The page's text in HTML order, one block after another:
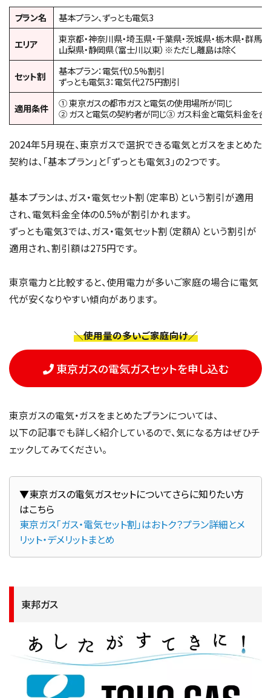
プラン名 基本プラン、ずっとも電気3
エリア
東京都・神奈川県・埼玉県・千葉県・茨城県・栃木県・群馬県
山梨県・静岡県（富士川以東）※ただし離島は除く
セット割
基本プラン：電気代0.5%割引
ずっとも電気3：電気代275円割引
適用条件
① 東京ガスの都市ガスと電気の使用場所が同じ
② ガスと電気の契約者が同じ③ ガス料金と電気料金を合
2024年5月現在、東京ガスで選択できる電気とガスをまとめた
契約は、「基本プラン」と「ずっとも電気3」の2つです。
基本プランは、ガス・電気セット割（定率B）という割引が適用
され、電気料金全体の0.5%が割引かれます。
ずっとも電気3では、ガス・電気セット割（定額A）という割引が
適用され、割引額は275円です。
東京電力と比較すると、使用電力が多いご家庭の場合に電気
代が安くなりやすい傾向があります。
＼使用量の多いご家庭向け／
東京ガスの電気ガスセットを申し込む
東京ガスの電気・ガスをまとめたプランについては、
以下の記事でも詳しく紹介しているので、気になる方はぜひチ
ェックしてみてください。
▼東京ガスの電気ガスセットについてさらに知りたい方
東京ガス「ガス・電気セット割」はおトク？プラン詳細とメ
リット・デメリットまとめ
東邦ガス